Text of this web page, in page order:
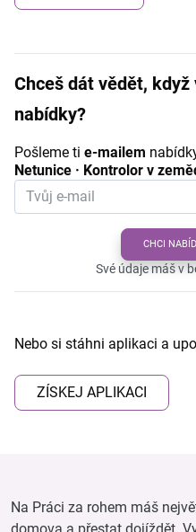
Chceš dát vědět,
nabídky?
Pošleme ti e-mailem
Netunice · Kontrolor v
CHCI
Své údaje máš v
Nebo si stáhni aplikaci a
ZÍSKEJ APLIKACI
Na Práci za rohem máš
domova a přestat dojíždět.